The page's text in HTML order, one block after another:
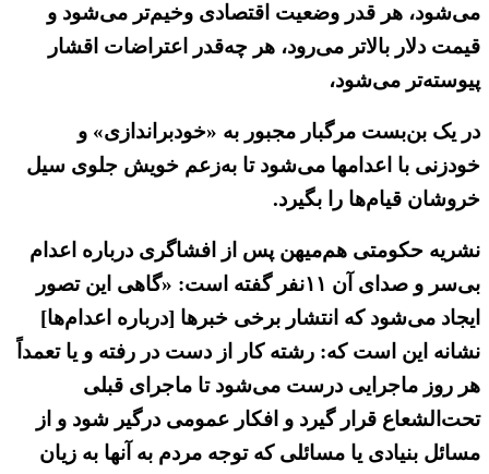
می‌شود، هر قدر وضعیت اقتصادی وخیم‌تر می‌شود و
قیمت دلار بالاتر می‌رود، هر چه‌قدر اعتراضات اقشار
پیوسته‌تر می‌شود،
در یک بن‌بست مرگبار مجبور به «خودبراندازی» و
خودزنی با اعدامها می‌شود تا به‌زعم خویش جلوی سیل
خروشان قیام‌ها را بگیرد.
نشریه حکومتی هم‌میهن پس از افشاگری درباره اعدام
بی‌سر و صدای آن ۱۱نفر گفته است: «گاهی این تصور
ایجاد می‌شود که انتشار برخی خبرها [درباره اعدام‌ها]
نشانه این است که: رشته کار از دست در رفته و یا تعمداً
هر روز ماجرایی درست می‌شود تا ماجرای قبلی
تحت‌الشعاع قرار گیرد و افکار عمومی درگیر شود و از
مسائل بنیادی یا مسائلی که توجه مردم به آنها به زیان